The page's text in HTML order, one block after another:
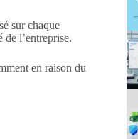
sur chaque
l’entreprise.
en raison du